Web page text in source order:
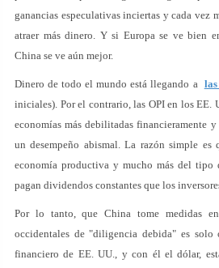
ganancias especulativas inciertas y cada vez
atraer más dinero. Y si Europa se ve bien
China se ve aún mejor.
Dinero de todo el mundo está llegando a
iniciales). Por el contrario, las OPI en los EE.
economías más debilitadas financieramente
un desempeño abismal. La razón simple
economía productiva y mucho más del tipo
pagan dividendos constantes que los
Por lo tanto, que China tome medidas
occidentales de "diligencia debida" es solo
financiero de EE. UU., y con él el dólar,